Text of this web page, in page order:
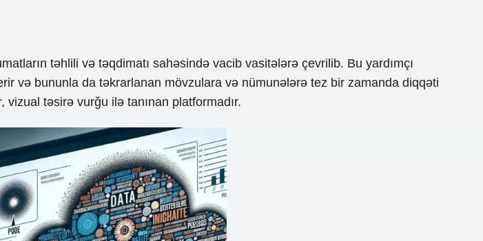
təhlili və təqdimatı sahəsində vacib vasitələrə çevrilib. Bu yardımçı
və bununla da təkrarlanan mövzulara və nümunələrə tez bir zamanda diqqəti
təsirə vurğu ilə tanınan platformadır.